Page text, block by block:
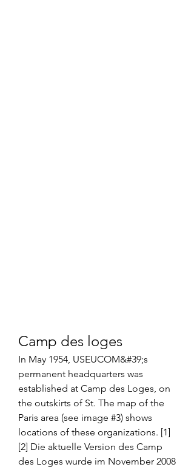
Camp des loges
In May 1954, USEUCOM&#39;s
permanent headquarters was
established at Camp des Loges, on
the outskirts of St. The map of the
Paris area (see image #3) shows
locations of these organizations. [1]
[2] Die aktuelle Version des Camp
des Loges wurde im November 2008